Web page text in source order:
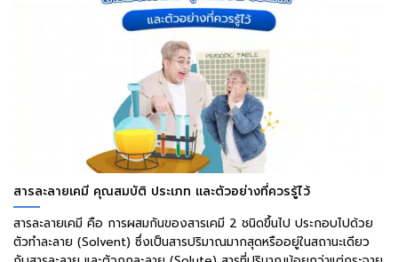
สารละลายเคมี คุณสมบัติ ประเภท และตัวอย่างที่ควรรู้ไว้
สารละลายเคมี คือ การผสมกันของสารเคมี 2 ชนิดขึ้นไป ประกอบไปด้วย
ตัวทำละลาย (Solvent) ซึ่งเป็นสารปริมาณมากสุดหรืออยู่ในสถานะเดียว